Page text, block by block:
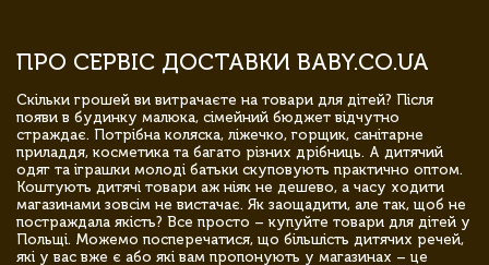
ПРО СЕРВІС ДОСТАВКИ BABY.CO.UA
Скільки грошей ви витрачаєте на товари для дітей? Після
появи в будинку малюка, сімейний бюджет відчутно
страждає. Потрібна коляска, ліжечко, горщик, санітарне
приладдя, косметика та багато різних дрібниць. А дитячий
одяг та іграшки молоді батьки скуповують практично оптом.
Коштують дитячі товари аж ніяк не дешево, а часу ходити
магазинами зовсім не вистачає. Як заощадити, але так, щоб не
постраждала якість? Все просто – купуйте товари для дітей у
Польщі. Можемо посперечатися, що більшість дитячих речей,
які у вас вже є або які вам пропонують у магазинах – це